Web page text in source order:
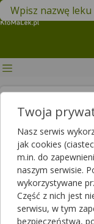
Znajdź lek w swojej
Czy
jak
aptece?
Artykuł
Publikacja: 2021-03-
Artykuł
magister
Twoja
Nasz serwis
jak cookies
m.in. do
naszym serwisie.
wykorzystywane
Część z nich jest
serwisu, w tym
bezpieczeństwa,